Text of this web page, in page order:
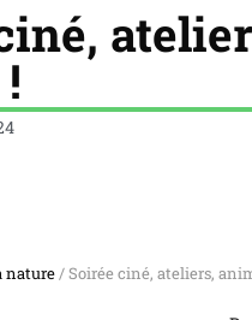
nature/ Soirée ciné, ateliers,